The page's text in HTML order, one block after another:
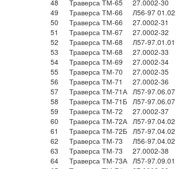
48
Траверса ТМ-65
27.0002-30
49
Траверса ТМ-66
Л56-97 01.02
50
Траверса ТМ-66
27.0002-31
51
Траверса ТМ-67
27.0002-32
52
Траверса ТМ-68
Л57-97.01.01
53
Траверса ТМ-68
27.0002-33
54
Траверса ТМ-69
27.0002-34
55
Траверса ТМ-70
27.0002-35
56
Траверса ТМ-71
27.0002-36
57
Траверса ТМ-71А Л57-97.06.07
58
Траверса ТМ-71Б Л57-97.06.07
59
Траверса ТМ-72
27.0002-37
60
Траверса ТМ-72А Л57-97.04.02
61
Траверса ТМ-72Б Л57-97.04.02
62
Траверса ТМ-73
Л56-97.04.02
63
Траверса ТМ-73
27.0002-38
64
Траверса ТМ-73А Л57-97.09.01